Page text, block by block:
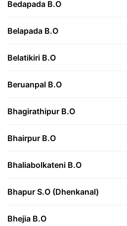
Bedapada B.O
Belapada B.O
Belatikiri B.O
Beruanpal B.O
Bhagirathipur B.O
Bhairpur B.O
Bhaliabolkateni B.O
Bhapur S.O (Dhenkanal)
Bhejia B.O